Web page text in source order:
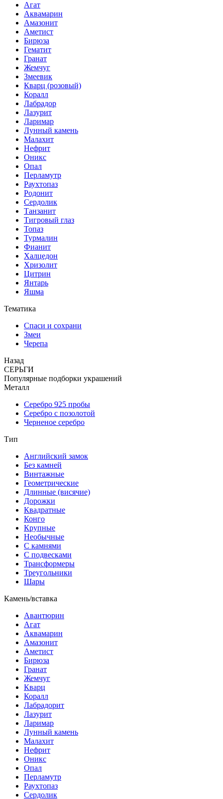
Агат
Аквамарин
Амазонит
Аметист
Бирюза
Гематит
Гранат
Жемчуг
Змеевик
Кварц (розовый)
Коралл
Лабрадор
Лазурит
Ларимар
Лунный камень
Малахит
Нефрит
Оникс
Опал
Перламутр
Раухтопаз
Родонит
Сердолик
Танзанит
Тигровый глаз
Топаз
Турмалин
Фианит
Халцедон
Хризолит
Цитрин
Янтарь
Яшма
Тематика
Спаси и сохрани
Змеи
Черепа
Назад
СЕРЬГИ
Популярные подборки украшений
Металл
Серебро 925 пробы
Серебро с позолотой
Черненое серебро
Тип
Английский замок
Без камней
Винтажные
Геометрические
Длинные (висячие)
Дорожки
Квадратные
Конго
Крупные
Необычные
С камнями
С подвесками
Трансформеры
Треугольники
Шары
Камень/вставка
Авантюрин
Агат
Аквамарин
Амазонит
Аметист
Бирюза
Гранат
Жемчуг
Кварц
Коралл
Лабрадорит
Лазурит
Ларимар
Лунный камень
Малахит
Нефрит
Оникс
Опал
Перламутр
Раухтопаз
Сердолик